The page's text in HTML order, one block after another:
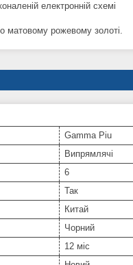
електронній схемі
матовому рожевому золоті.
Gamma Piu
Випрямлячі
6
Так
Китай
Чорний
12 міс